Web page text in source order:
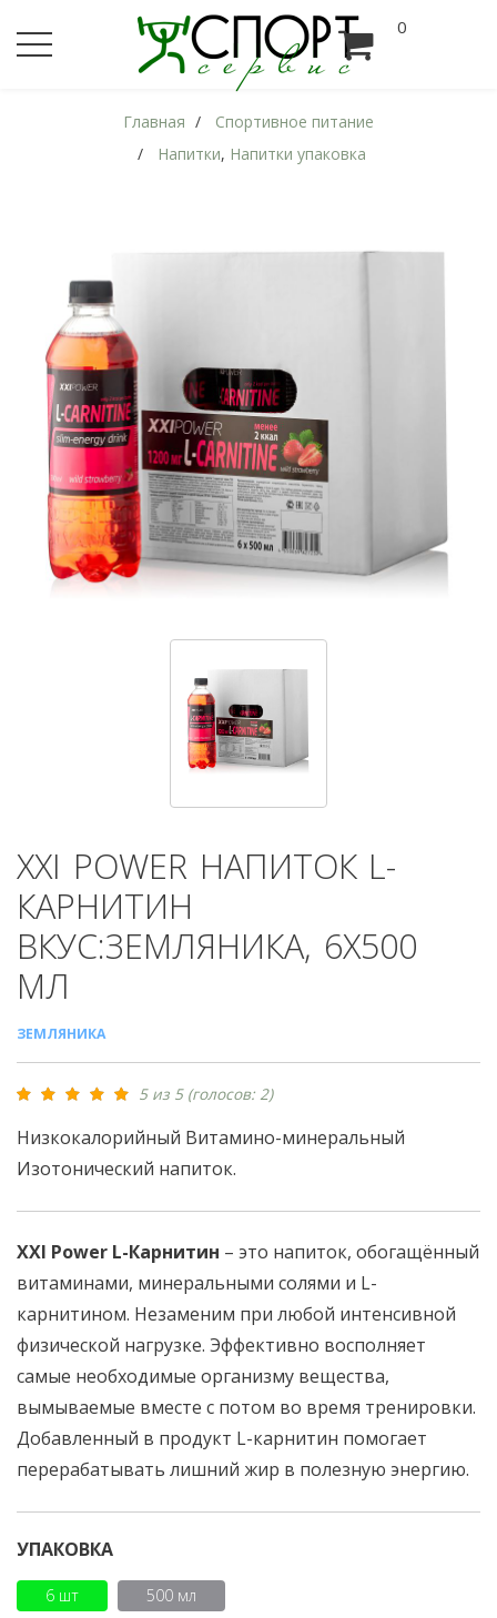
0
Главная
Спортивное питание
Напитки, Напитки упаковка
XXI POWER НАПИТОК L-
КАРНИТИН
ВКУС:ЗЕМЛЯНИКА, 6Х500
МЛ
ЗЕМЛЯНИКА
5 из 5 (голосов: 2)
Низкокалорийный Витамино-минеральный
Изотонический напиток.
XXI Power L-Карнитин – это напиток, обогащённый
витаминами, минеральными солями и L-
карнитином. Незаменим при любой интенсивной
физической нагрузке. Эффективно восполняет
самые необходимые организму вещества,
вымываемые вместе с потом во время тренировки.
Добавленный в продукт L-карнитин помогает
перерабатывать лишний жир в полезную энергию.
УПАКОВКА
6 шт 500 мл